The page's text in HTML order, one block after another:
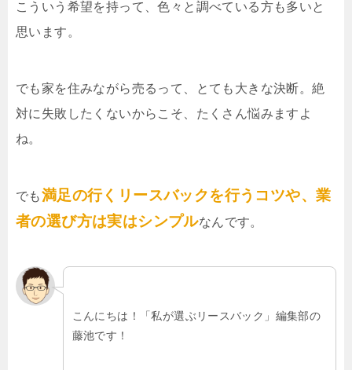
こういう希望を持って、色々と調べている方も多いと
思います。
でも家を住みながら売るって、とても大きな決断。絶
対に失敗したくないからこそ、たくさん悩みますよ
ね。
でも満足の行くリースバックを行うコツや、業
者の選び方は実はシンプルなんです。
こんにちは！「私が選ぶリースバック」編集部の
藤池です！